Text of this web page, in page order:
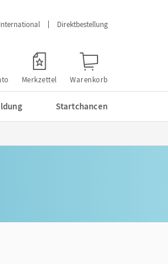
International Direktbestellung
Merkzettel Warenkorb
Startchancen